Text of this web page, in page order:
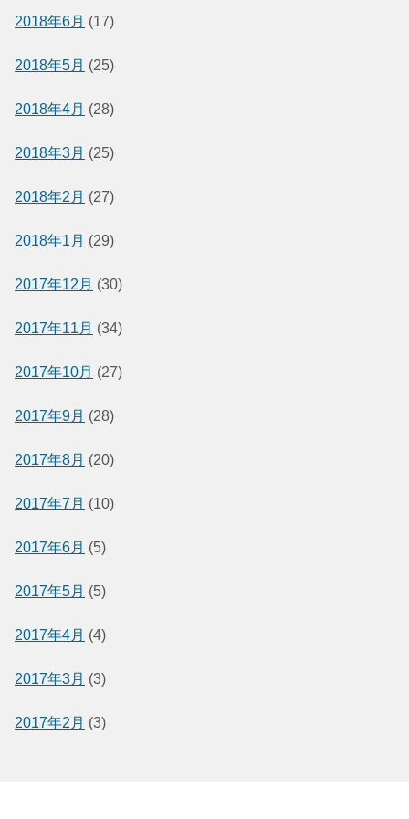
2018年6月 (17)
2018年5月 (25)
2018年4月 (28)
2018年3月 (25)
2018年2月 (27)
2018年1月 (29)
2017年12月 (30)
2017年11月 (34)
2017年10月 (27)
2017年9月 (28)
2017年8月 (20)
2017年7月 (10)
2017年6月 (5)
2017年5月 (5)
2017年4月 (4)
2017年3月 (3)
2017年2月 (3)